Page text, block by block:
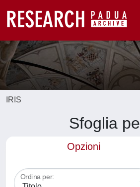
IRIS
Sfoglia
Opzioni
Ordina per: